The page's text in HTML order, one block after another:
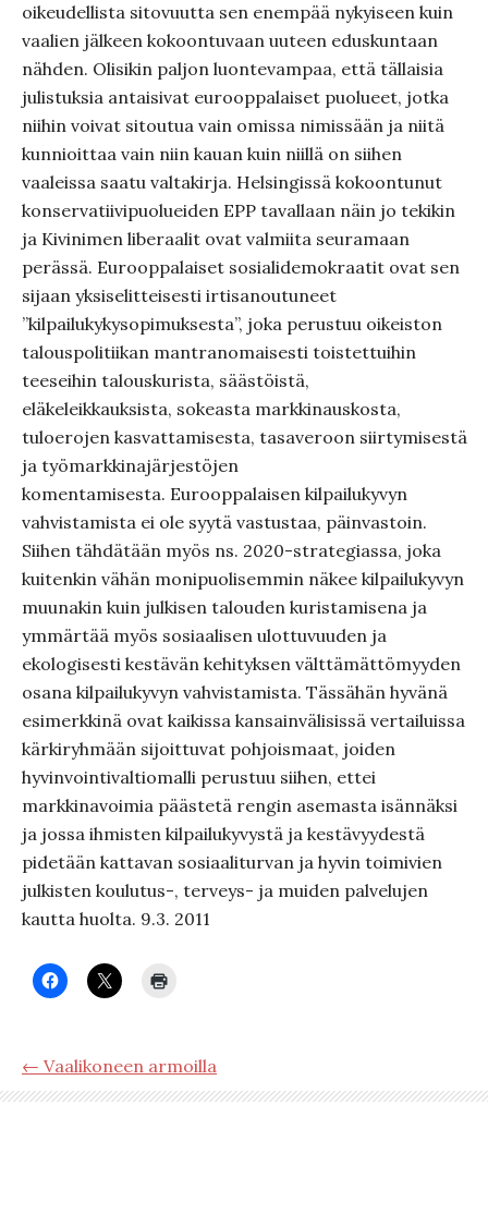
oikeudellista sitovuutta sen enempää nykyiseen kuin
vaalien jälkeen kokoontuvaan uuteen eduskuntaan
nähden. Olisikin paljon luontevampaa, että tällaisia
julistuksia antaisivat eurooppalaiset puolueet, jotka
niihin voivat sitoutua vain omissa nimissään ja niitä
kunnioittaa vain niin kauan kuin niillä on siihen
vaaleissa saatu valtakirja. Helsingissä kokoontunut
konservatiivipuolueiden EPP tavallaan näin jo tekikin
ja Kivinimen liberaalit ovat valmiita seuramaan
perässä. Eurooppalaiset sosialidemokraatit ovat sen
sijaan yksiselitteisesti irtisanoutuneet
”kilpailukykysopimuksesta”, joka perustuu oikeiston
talouspolitiikan mantranomaisesti toistettuihin
teeseihin talouskurista, säästöistä,
eläkeleikkauksista, sokeasta markkinauskosta,
tuloerojen kasvattamisesta, tasaveroon siirtymisestä
ja työmarkkinajärjestöjen
komentamisesta. Eurooppalaisen kilpailukyvyn
vahvistamista ei ole syytä vastustaa, päinvastoin.
Siihen tähdätään myös ns. 2020-strategiassa, joka
kuitenkin vähän monipuolisemmin näkee kilpailukyvyn
muunakin kuin julkisen talouden kuristamisena ja
ymmärtää myös sosiaalisen ulottuvuuden ja
ekologisesti kestävän kehityksen välttämättömyyden
osana kilpailukyvyn vahvistamista. Tässähän hyvänä
esimerkkinä ovat kaikissa kansainvälisissä vertailuissa
kärkiryhmään sijoittuvat pohjoismaat, joiden
hyvinvointivaltiomalli perustuu siihen, ettei
markkinavoimia päästetä rengin asemasta isännäksi
ja jossa ihmisten kilpailukyvystä ja kestävyydestä
pidetään kattavan sosiaaliturvan ja hyvin toimivien
julkisten koulutus-, terveys- ja muiden palvelujen
kautta huolta. 9.3. 2011
← Vaalikoneen armoilla